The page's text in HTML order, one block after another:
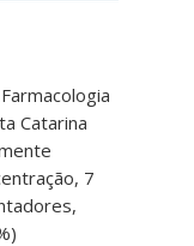
Catarina
7